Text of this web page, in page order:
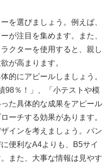
を選びましょう。例えば、
が注目を集めます。また、
クターを使用すると、親し
が高まります。
的にアピールしましょう。
98％！」、「小テストや模
た具体的な成果をアピール
ーチする効果があります。
インを考えましょう。パン
便利なA4よりも、B5サイ
また、大事な情報は見やす